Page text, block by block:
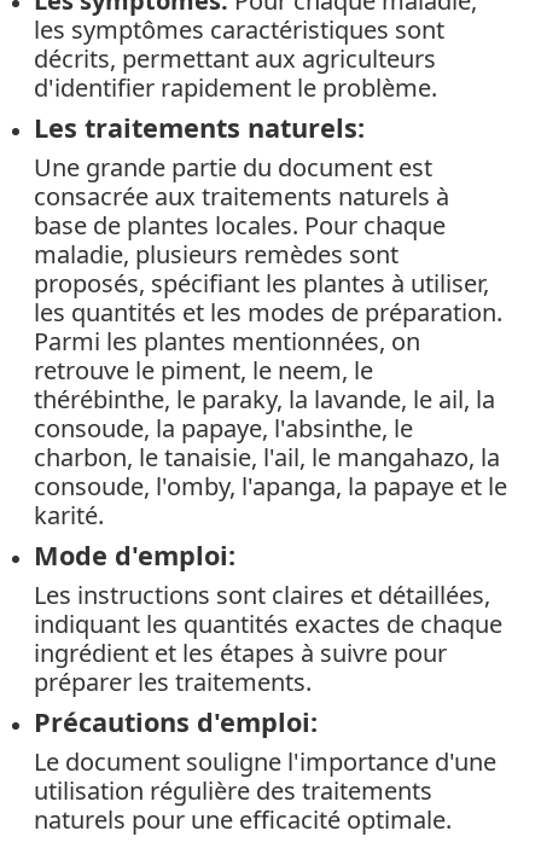
les symptômes caractéristiques sont
décrits, permettant aux agriculteurs
d'identifier rapidement le problème.
Les traitements naturels:
Une grande partie du document est
consacrée aux traitements naturels à
base de plantes locales. Pour chaque
maladie, plusieurs remèdes sont
proposés, spécifiant les plantes à utiliser,
les quantités et les modes de préparation.
Parmi les plantes mentionnées, on
retrouve le piment, le neem, le
thérébinthe, le paraky, la lavande, le ail, la
consoude, la papaye, l'absinthe, le
charbon, le tanaisie, l'ail, le mangahazo, la
consoude, l'omby, l'apanga, la papaye et le
karité.
Mode d'emploi:
Les instructions sont claires et détaillées,
indiquant les quantités exactes de chaque
ingrédient et les étapes à suivre pour
préparer les traitements.
Précautions d'emploi:
Le document souligne l'importance d'une
utilisation régulière des traitements
naturels pour une efficacité optimale.